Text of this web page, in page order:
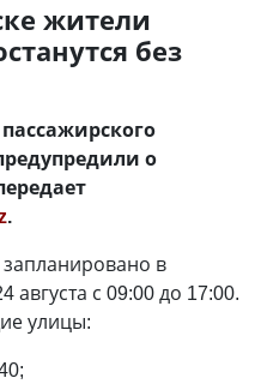
жители
без
о
.
в
с 09:00 до 17:00.
улицы: